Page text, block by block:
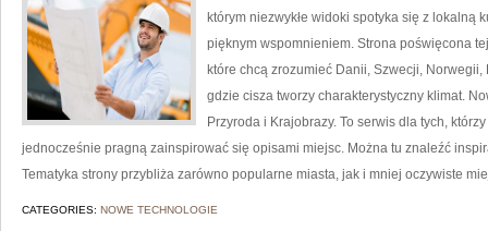
którym niezwykłe widoki spotyka się z lokalną
pięknym wspomnieniem. Strona poświęcona
które chcą zrozumieć Danii, Szwecji,
gdzie cisza tworzy charakterystyczny klimat.
Przyroda i Krajobrazy. To serwis dla tych,
jednocześnie pragną zainspirować się opisami miejsc. Można tu znaleźć
Tematyka strony przybliża zarówno popularne miasta, jak i mniej oczywiste
CATEGORIES: NOWE TECHNOLOGIE